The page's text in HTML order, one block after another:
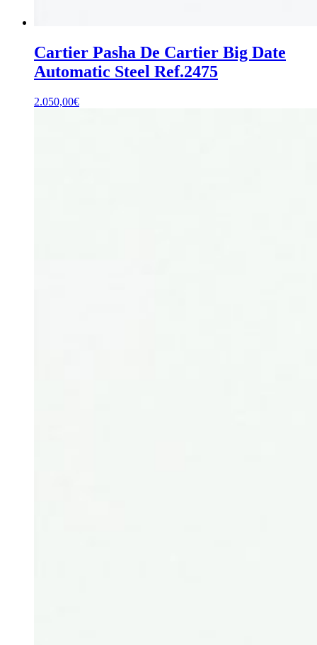
Cartier Pasha De Cartier Big Date
Automatic Steel Ref.2475
2.050,00€